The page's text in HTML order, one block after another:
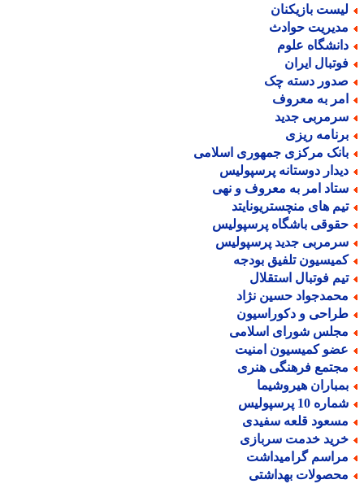
بازیکنان
حوادث
علوم
ایران
دسته چک
به معروف
جدید
ریزی
مرکزی جمهوری اسلامی
دوستانه پرسپولیس
امر به معروف و نهی
های منچستریونایتد
باشگاه پرسپولیس
جدید پرسپولیس
تلفیق بودجه
فوتبال استقلال
حسین نژاد
و دکوراسیون
شورای اسلامی
کمیسیون امنیت
فرهنگی هنری
هیروشیما
10 پرسپولیس
قلعه سفیدی
خدمت سربازی
گرامیداشت
بهداشتی